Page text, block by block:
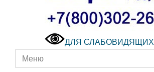
ДЛЯ СЛАБОВИДЯЩИХ
Меню